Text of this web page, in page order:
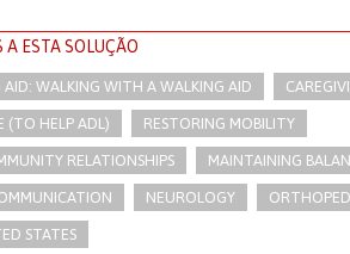
ESTA SOLUÇÃO
WALKING WITH A WALKING AID
(TO HELP ADL) RESTORING MOBILITY
RELATIONSHIPS MAINTAINING
NEUROLOGY
STATES